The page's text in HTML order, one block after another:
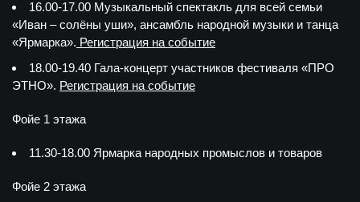
16.00-17.00 Музыкальный спектакль для всей семьи
«Иван – солёны уши», ансамбль народной музыки и танца
«Ярмарка». Регистрация на событие
18.00-19.40 Гала-концерт участников фестиваля «ПРО
ЭТНО». Регистрация на событие
Фойе 1 этажа
11.30-18.00 Ярмарка народных промыслов и товаров
Фойе 2 этажа